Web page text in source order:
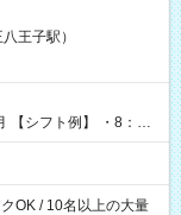
王子駅）
OK / 10名以上の大量